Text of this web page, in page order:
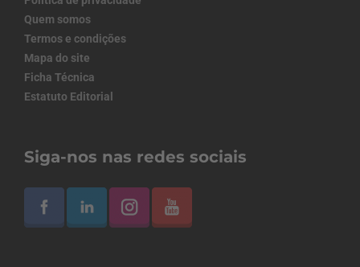
Quem somos
Termos e condições
Mapa do site
Ficha Técnica
Estatuto Editorial
Siga-nos nas redes sociais